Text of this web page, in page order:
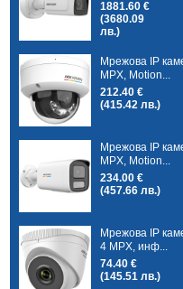
1881.60 €
(3680.09
лв.)
Мрежова IP
MPX, Motion...
212.40 €
(415.42 лв.)
Мрежова IP
MPX, Motion...
234.00 €
(457.66 лв.)
Мрежова IP
4 MPX, инф...
74.40 €
(145.51 лв.)